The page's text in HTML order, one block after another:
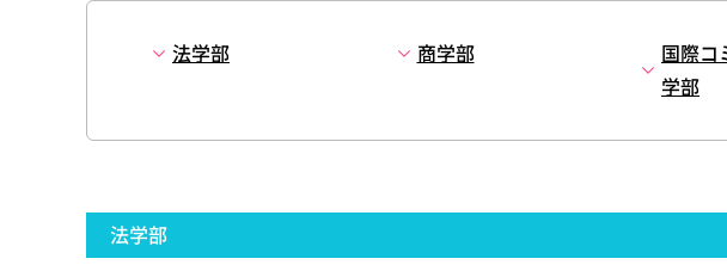
法学部 商学部
国際コ
学部
法学部